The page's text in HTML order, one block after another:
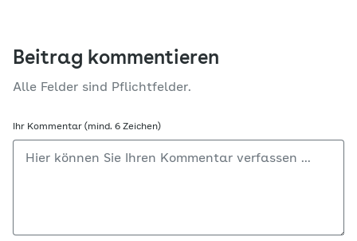
Beitrag kommentieren
Alle Felder sind Pflichtfelder.
Ihr Kommentar (mind. 6 Zeichen)